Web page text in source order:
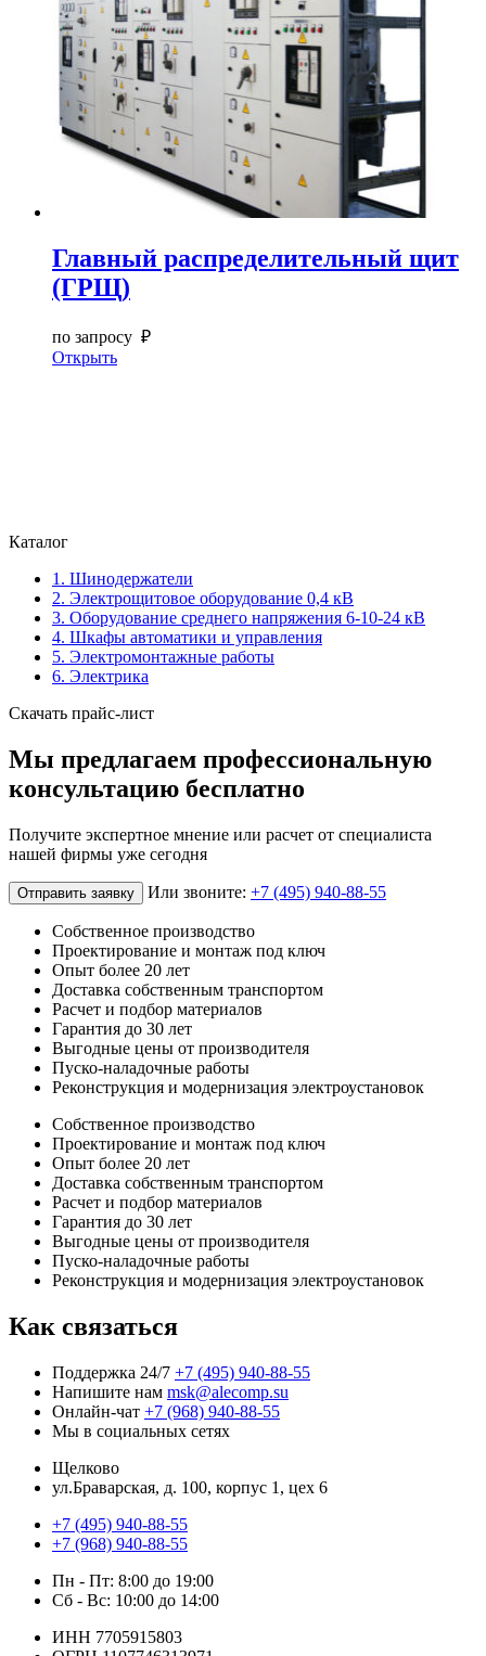
Главный распределительный щит
(ГРЩ)
по запросу ₽
Открыть
Каталог
1. Шинодержатели
2. Электрощитовое оборудование 0,4 кВ
3. Оборудование среднего напряжения 6-10-24 кВ
4. Шкафы автоматики и управления
5. Электромонтажные работы
6. Электрика
Скачать прайс-лист
Мы предлагаем профессиональную
консультацию бесплатно
Получите экспертное мнение или расчет от специалиста
нашей фирмы уже сегодня
Отправить заявку Или звоните: +7 (495) 940-88-55
Собственное производство
Проектирование и монтаж под ключ
Опыт более 20 лет
Доставка собственным транспортом
Расчет и подбор материалов
Гарантия до 30 лет
Выгодные цены от производителя
Пуско-наладочные работы
Реконструкция и модернизация электроустановок
Собственное производство
Проектирование и монтаж под ключ
Опыт более 20 лет
Доставка собственным транспортом
Расчет и подбор материалов
Гарантия до 30 лет
Выгодные цены от производителя
Пуско-наладочные работы
Реконструкция и модернизация электроустановок
Как связаться
Поддержка 24/7 +7 (495) 940-88-55
Напишите нам msk@alecomp.su
Онлайн-чат +7 (968) 940-88-55
Мы в социальных сетях
Щелково
ул.Браварская, д. 100, корпус 1, цех 6
+7 (495) 940-88-55
+7 (968) 940-88-55
Пн - Пт: 8:00 до 19:00
Сб - Вс: 10:00 до 14:00
ИНН 7705915803